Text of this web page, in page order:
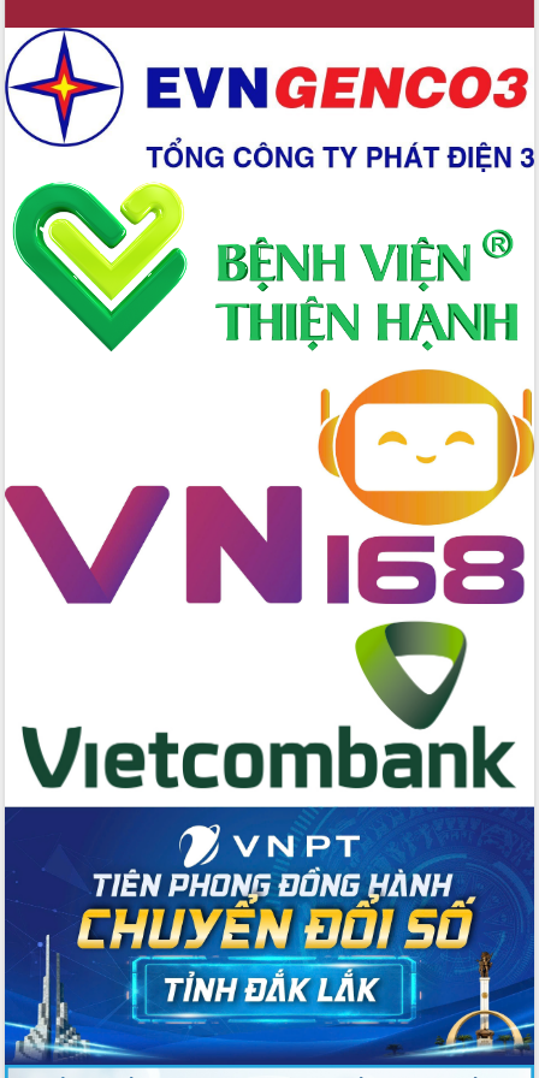
nghiệp Đắk Lắk tăng trưởng bứt phá
Triển khai đồng bộ đo đạc, lập hồ sơ
địa chính, hoàn thiện cơ sở dữ liệu đất
Ứng dụng sinh trắc học - Bước tiến
trong hành trình chuyển đổi số tại Đắk
Lắk
Đắk Lắk nâng cao hiệu quả công tác
Đảng từ Sổ tay đảng viên điện tử
Đắk Lắk đẩy mạnh nuôi biển công
nghệ, hướng tới phát triển thủy sản
bền vững
Tập huấn nâng cao năng lực triển khai
Đẩy mạnh cải cách hành chính, quyết
tâm đạt được mục tiêu tăng trưởng
hai con số trong năm 2026
Tổ chức trang trọng Lễ hội Đền thờ
Lương Văn Chánh năm 2026
số y tế tại Đắk Lắk
Chuyển đổi số thư viện: Mở rộng
không gian tri thức trong thời đại số
Đánh giá, rút kinh nghiệm công tác tổ
chức diễn tập trước ngày bầu cử
Chương trình “Gặp gỡ hữu nghị –
Friendship Meeting New Year 2026”
Bầu cử Quốc hội và HĐND: Cử tri Đắk
Lắk gửi gắm niềm tin, kỳ vọng vào lá
phiếu
Đắk Lắk sẵn sàng các điều kiện cho
Ngày hội bầu cử đại biểu Quốc hội
khóa XVI và HĐND các cấp nhiệm kỳ